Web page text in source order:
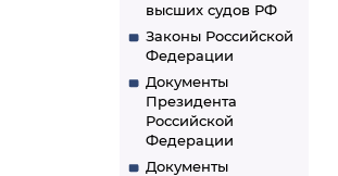
высших судов РФ
Законы Российской
Федерации
Документы
Президента
Российской
Федерации
Документы